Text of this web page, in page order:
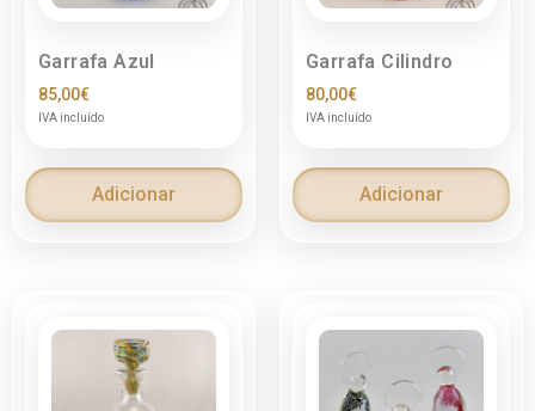
Garrafa Azul
85,00€
IVA incluído
Adicionar
Garrafa Cilindro
80,00€
IVA incluído
Adicionar